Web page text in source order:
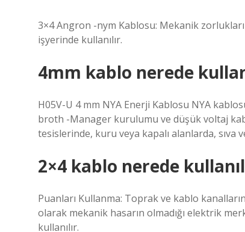
3×4 Angron -nym Kablosu: Mekanik
işyerinde kullanılır.
4mm kablo nerede
H05V-U 4 mm NYA Enerji Kablosu NYA
broth -Manager kurulumu ve düşük voltaj
tesislerinde, kuru veya kapalı alanlarda, sıva
2×4 kablo nerede
Puanları Kullanma: Toprak ve kablo
olarak mekanik hasarın olmadığı elektrik
kullanılır.